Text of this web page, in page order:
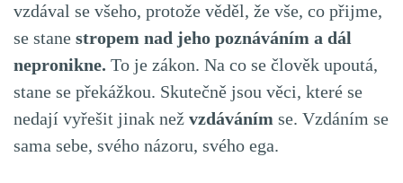
vzdával se všeho, protože věděl, že vše, co přijme,
se stane stropem nad jeho poznáváním a dál
nepronikne. To je zákon. Na co se člověk upoutá,
stane se překážkou. Skutečně jsou věci, které se
nedají vyřešit jinak než vzdáváním se. Vzdáním se
sama sebe, svého názoru, svého ega.